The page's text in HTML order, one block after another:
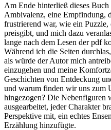
Am Ende hinterließ dieses
Ambivalenz, eine Empfindung,
frustrierend war, wie ein Puzzle,
preisgibt, und mich dazu
lange nach dem Lesen der pdf
Während ich die Seiten
als würde der Autor mich
einzugehen und meine
Geschichten von Entdeckung
und warum finden wir uns zum
hingezogen? Die Nebenfiguren
ausgearbeitet, jeder Charakter
Perspektive mit, ein echtes
Erzählung hinzufügte.